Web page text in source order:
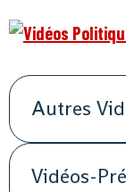
Autres
Vidéos-